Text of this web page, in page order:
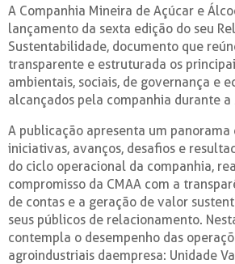
A Companhia Mineira de Açúcar e
lançamento da sexta edição do seu
Sustentabilidade, documento que
transparente e estruturada os
ambientais, sociais, de governança e
alcançados pela companhia durante
A publicação apresenta um panorama
iniciativas, avanços, desafios e
do ciclo operacional da companhia,
compromisso da CMAA com a
de contas e a geração de valor
seus públicos de relacionamento.
contempla o desempenho das
agroindustriais daempresa: Unidade